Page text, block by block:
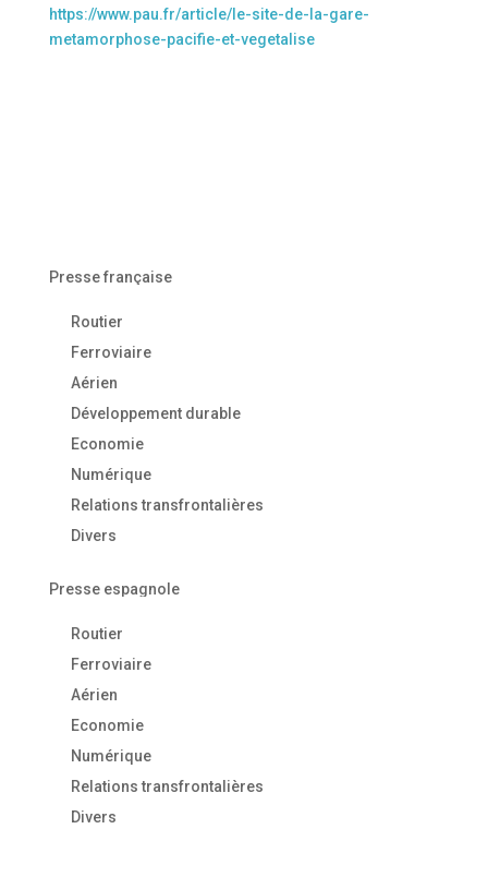
https://www.pau.fr/article/le-site-de-la-gare-
metamorphose-pacifie-et-vegetalise
Presse française
Routier
Ferroviaire
Aérien
Développement durable
Economie
Numérique
Relations transfrontalières
Divers
Presse espagnole
Routier
Ferroviaire
Aérien
Economie
Numérique
Relations transfrontalières
Divers